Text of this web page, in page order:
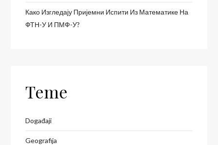
Како Изгледају Пријемни Испити Из Математике На
ФТН-У И ПМФ-У?
Teme
Događaji
Geografija